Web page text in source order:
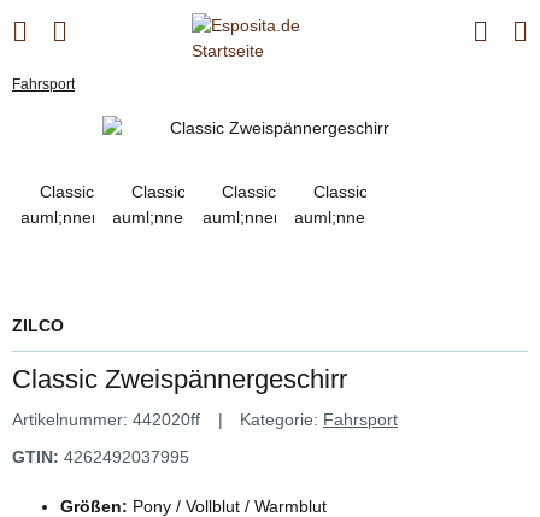
Fahrsport
ZILCO
Classic Zweispännergeschirr
Artikelnummer: 442020ff Kategorie: Fahrsport
GTIN: 4262492037995
Größen: Pony / Vollblut / Warmblut